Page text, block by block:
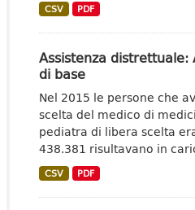
CSV PDF
Assistenza distrettuale:
di base
Nel 2015 le persone che
scelta del medico di
pediatra di libera scelta
438.381 risultavano in
CSV PDF